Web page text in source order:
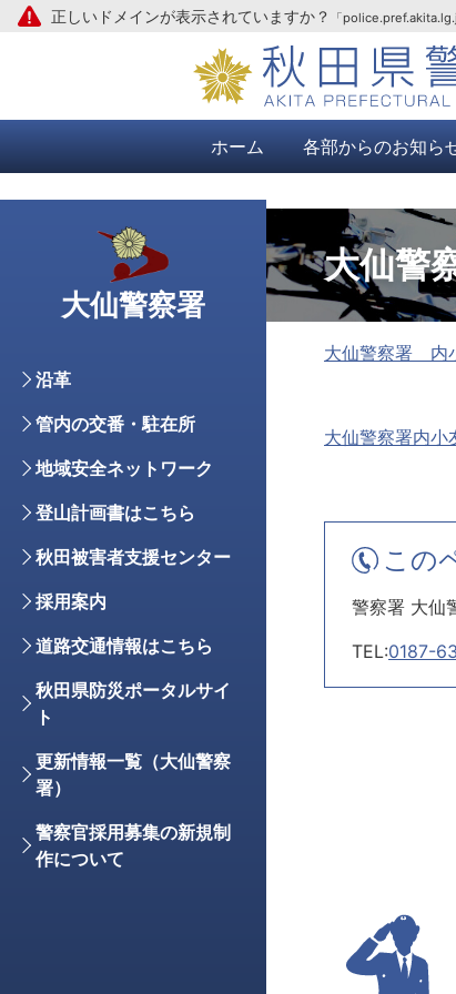
本文へ正しいドメインが表示されていますか？ 「
ホーム 各部からのお知ら
大仙警
大仙警察署 内
大仙警察署内
この
警察署 大仙
TEL:0187-
大仙警察署
沿革
管内の交番・駐在所
地域安全ネットワーク
登山計画書はこちら
秋田被害者支援センター
採用案内
道路交通情報はこちら
秋田県防災ポータルサイ
ト
更新情報一覧（大仙警察
署）
警察官採用募集の新規制
作について